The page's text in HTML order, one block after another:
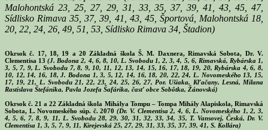
Malohontská 23, 25, 27, 29, 31, 33, 35, 37, 39, 41, 43, 45, 47,
Sídlisko Rimava 35, 37, 39, 41, 43, 45, Športová, Malohontská 18,
20, 22, 24, 26, 49, 51, 53, Sídlisko Rimava 34, Štadion)
Okrsok č. 17, 18, 19 a 20 Základná škola Š. M. Daxnera, Rimavská Sobota, Dr. V.
Clementisa 13(J. Bodona 2, 4, 6, 8, 10, L. Svobodu 1, 2, 3, 4, 5, 6, Rimavská, Rybárska 1,
3, 5, 7, 9, L. Svobodu 7, 8, 9, 10, 11, 12, 13, 14, 15, 16, 17, 18, 19, 20, Rybárska 4, 6, 8,
10, 12, 14, 16, 18, J. Bodona 1, 3, 5, 12, 14, 16, 18, 20, 22, 24, L. Novomeského 13, 15,
17, 19, 21, L. Svobodu 21, 22, 23, 24, 25, 26, 27, Por. Ušiaka, Kľačany, Lesná, Milana
Rastislava Štefánika, Pavla Jozefa Šafárika, časť obce Sobôtka, Žánovská)
Okrsok č. 21 a 22 Základná škola Mihálya Tompu – Tompa Mihály Alapiskola, Rimavská
Sobota, L. Novomeského súp. č. 2070(Dr. V. Clementisa 2, 4, 6, L. Novomeského 1, 2, 3,
4, 5, 6, 7, 8, 9, 11, L. Svobodu 28, 29, 30, 31, 32, 33, 34, 35, T. Vansovej, Česká, Dr. V.
Clementisa 1, 3, 5, 7, 9, 11, Kirejevská 25, 27, 29, 31, 33, 35, 37, 39, 41, S. Kollára)